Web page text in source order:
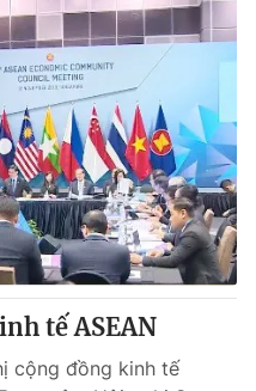
tế ASEAN
cộng đồng kinh tế